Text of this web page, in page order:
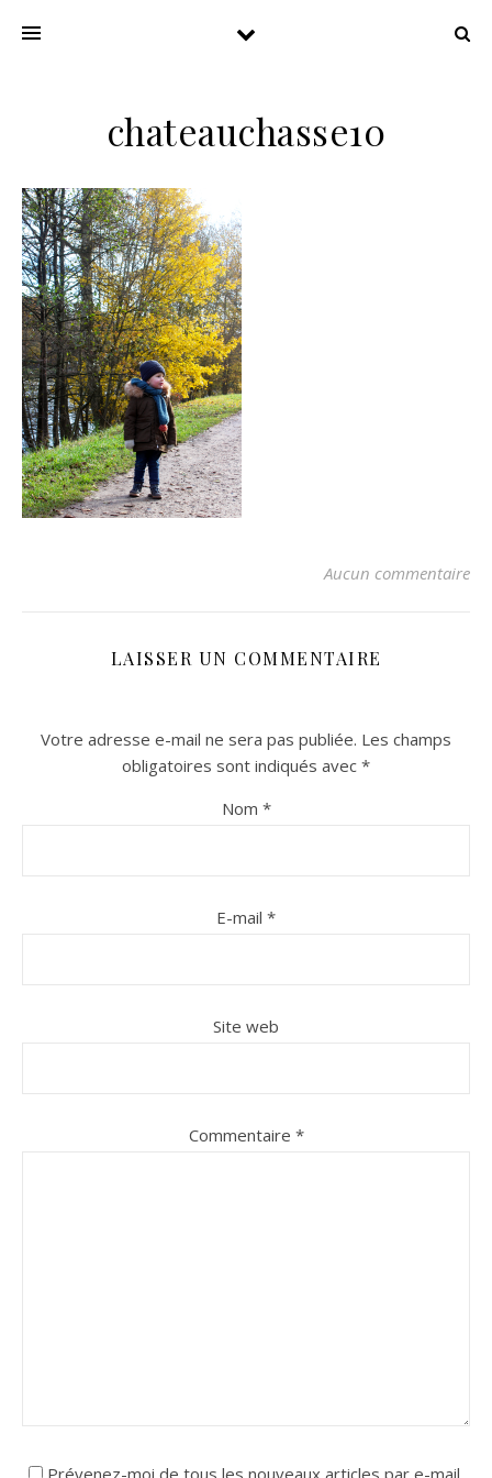
sur Instagram
sur Instagram
chateauchasse10
Aucun commentaire
LAISSER UN COMMENTAIRE
Votre adresse e-mail ne sera pas publiée. Les champs
obligatoires sont indiqués avec *
Nom *
E-mail *
Site web
Commentaire *
Prévenez-moi de tous les nouveaux articles par e-mail.